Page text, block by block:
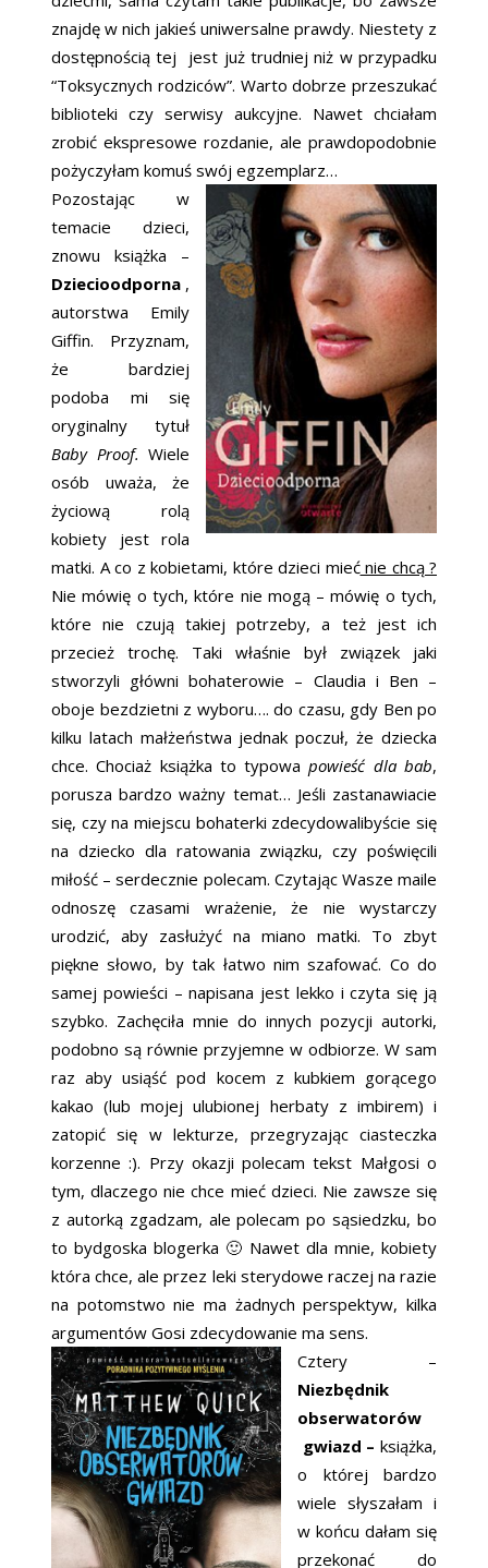
znajdę w nich jakieś uniwersalne prawdy. Niestety z
dostępnością tej jest już trudniej niż w przypadku
“Toksycznych rodziców”. Warto dobrze przeszukać
biblioteki czy serwisy aukcyjne. Nawet chciałam
zrobić ekspresowe rozdanie, ale prawdopodobnie
pożyczyłam komuś swój egzemplarz…
Pozostając w
temacie dzieci,
znowu książka –
Dziecioodporna ,
autorstwa Emily
Giffin. Przyznam,
że bardziej
podoba mi się
oryginalny tytuł
Baby Proof. Wiele
osób uważa, że
życiową rolą
kobiety jest rola
matki. A co z kobietami, które dzieci miećnie chcą ?
Nie mówię o tych, które nie mogą – mówię o tych,
które nie czują takiej potrzeby, a też jest ich
przecież trochę. Taki właśnie był związek jaki
stworzyli główni bohaterowie – Claudia i Ben –
oboje bezdzietni z wyboru…. do czasu, gdy Ben po
kilku latach małżeństwa jednak poczuł, że dziecka
chce. Chociaż książka to typowapowieść dla bab,
porusza bardzo ważny temat… Jeśli zastanawiacie
się, czy na miejscu bohaterki zdecydowalibyście się
na dziecko dla ratowania związku, czy poświęcili
miłość – serdecznie polecam. Czytając Wasze maile
odnoszę czasami wrażenie, że nie wystarczy
urodzić, aby zasłużyć na miano matki. To zbyt
piękne słowo, by tak łatwo nim szafować. Co do
samej powieści – napisana jest lekko i czyta się ją
szybko. Zachęciła mnie do innych pozycji autorki,
podobno są równie przyjemne w odbiorze. W sam
raz aby usiąść pod kocem z kubkiem gorącego
kakao (lub mojej ulubionej herbaty z imbirem) i
zatopić się w lekturze, przegryzając ciasteczka
korzenne :). Przy okazji polecam tekst Małgosi o
tym, dlaczego nie chce mieć dzieci. Nie zawsze się
z autorką zgadzam, ale polecam po sąsiedzku, bo
to bydgoska blogerka 🙂 Nawet dla mnie, kobiety
która chce, ale przez leki sterydowe raczej na razie
na potomstwo nie ma żadnych perspektyw, kilka
argumentów Gosi zdecydowanie ma sens.
Cztery –
Niezbędnik
obserwatorów
gwiazd – książka,
o której bardzo
wiele słyszałam i
w końcu dałam się
przekonać do